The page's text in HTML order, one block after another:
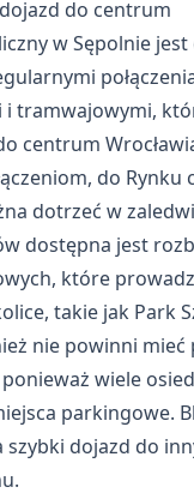
do centrum
w Sępolnie
tramwajowymi,
centrum
do Rynku
dotrzeć w
dostępna jest
które
takie jak Park
nie powinni mieć
wiele
parkingowe.
szybki dojazd do